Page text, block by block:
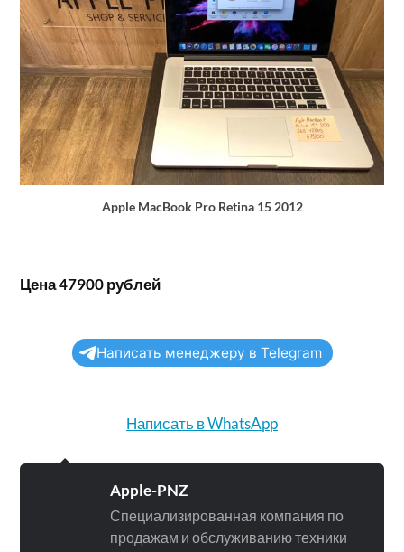
Apple MacBook Pro Retina 15 2012
Цена 47900 рублей
Написать менеджеру в Telegram
Написать в WhatsApp
Apple-PNZ
Специализированная компания по
продажам и обслуживанию техники